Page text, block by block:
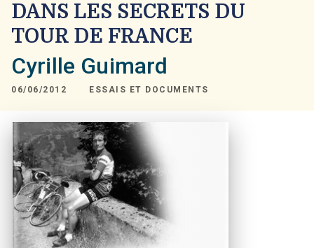
DANS LES SECRETS DU
TOUR DE FRANCE
Cyrille Guimard
06/06/2012 ESSAIS ET DOCUMENTS